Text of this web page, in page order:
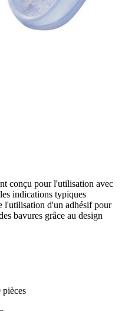
conçu pour l'utilisation avec
indications typiques
l'utilisation d'un adhésif pour
bavures grâce au design
pièces